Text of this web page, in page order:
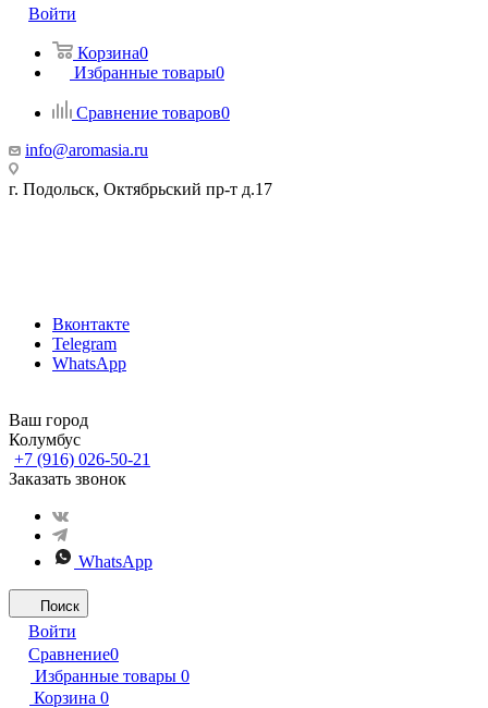
Войти
Корзина0
Избранные товары0
Сравнение товаров0
info@aromasia.ru
г. Подольск, Октябрьский пр-т д.17
Вконтакте
Telegram
WhatsApp
Ваш город
Колумбус
+7 (916) 026-50-21
Заказать звонок
WhatsApp
Поиск
Войти
Сравнение0
Избранные товары 0
Корзина 0